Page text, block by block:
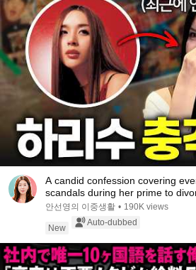
A candid confession covering
scandals during her prime to
experie...
안선영의 이중생활 • 190K views
New
Auto-dubbed